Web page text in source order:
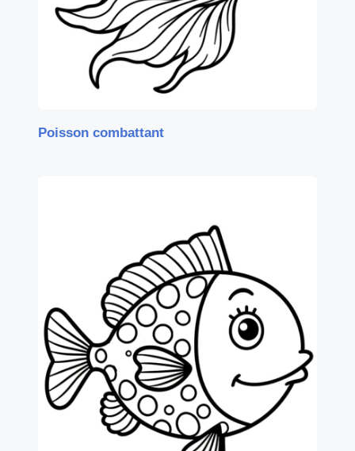
Poisson combattant